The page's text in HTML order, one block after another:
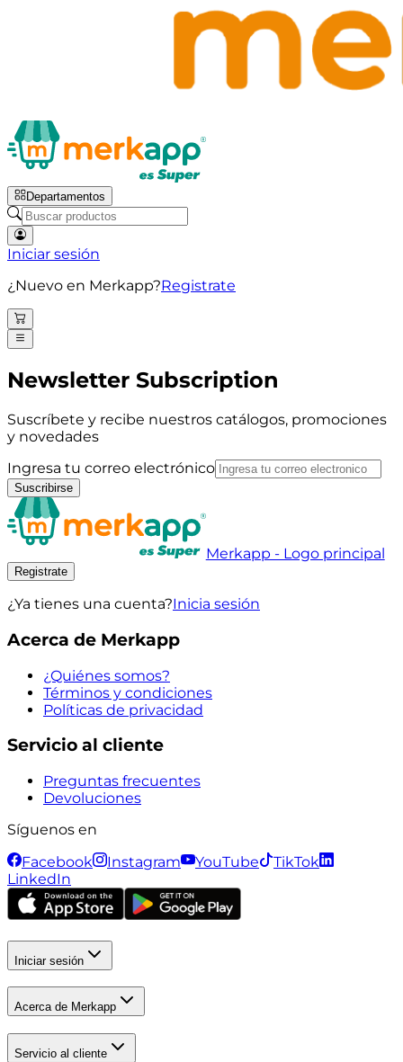
Departamentos
Iniciar sesión
¿Nuevo en Merkapp?Registrate
Newsletter Subscription
Suscríbete y recibe nuestros catálogos, promociones
y novedades
Ingresa tu correo electrónico
Suscribirse
Merkapp - Logo principal
Registrate
¿Ya tienes una cuenta?Inicia sesión
Acerca de Merkapp
¿Quiénes somos?
Términos y condiciones
Políticas de privacidad
Servicio al cliente
Preguntas frecuentes
Devoluciones
Síguenos en
Facebook
Instagram YouTube
TikTok
LinkedIn
Iniciar sesión
Acerca de Merkapp
Servicio al cliente